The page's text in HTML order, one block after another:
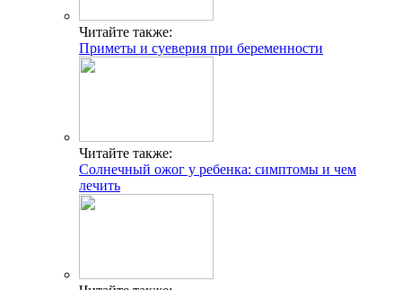
Читайте также:
Приметы и суеверия при беременности
Читайте также:
Солнечный ожог у ребенка: симптомы и чем
лечить